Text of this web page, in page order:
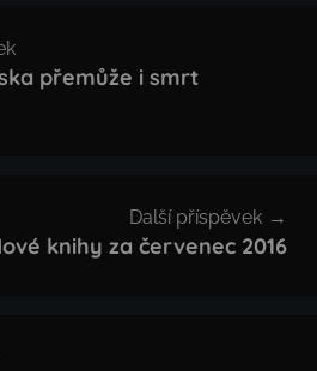
přemůže i smrt
Další příspěvek
knihy za červenec 2016